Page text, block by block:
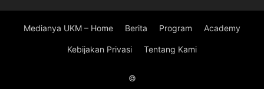
Medianya UKM – Home Berita Program Academy
Kebijakan Privasi Tentang Kami
©